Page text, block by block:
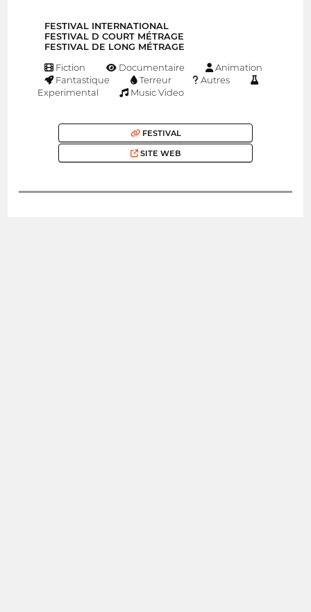
FESTIVAL INTERNATIONAL
FESTIVAL D COURT MÉTRAGE
FESTIVAL DE LONG MÉTRAGE
Fiction Documentaire
Animation
Fantastique
Terreur
Autres
Experimental
Music Video
FESTIVAL
SITE WEB